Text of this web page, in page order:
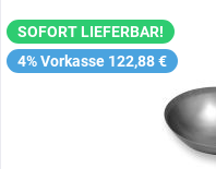
SOFORT LIEFERBAR!
4% Vorkasse 122,88 €